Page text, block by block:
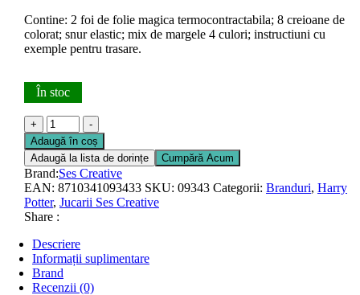
Contine: 2 foi de folie magica termocontractabila; 8 creioane de
colorat; snur elastic; mix de margele 4 culori; instructiuni cu
exemple pentru trasare.
În stoc
+
Cantitate
Harry
Potter
-
Set
creativ
copii
-
bratari
magice
-
Adaugă în coș
Adaugă la lista de dorințe
Cumpără Acum
Brand:Ses Creative
EAN: 8710341093433 SKU: 09343 Categorii: Branduri, Harry
Potter, Jucarii Ses Creative
Share :
Descriere
Informații suplimentare
Brand
Recenzii (0)